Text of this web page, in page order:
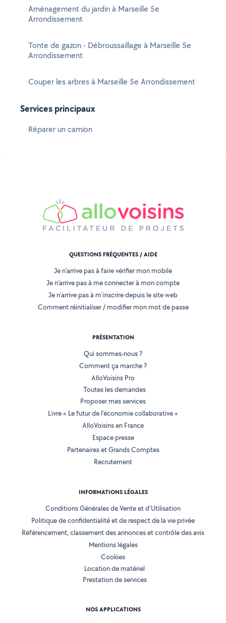
Aménagement du jardin à Marseille 5e
Arrondissement
Tonte de gazon - Débroussaillage à Marseille 5e
Arrondissement
Couper les arbres à Marseille 5e Arrondissement
Services principaux
Réparer un camion
QUESTIONS FRÉQUENTES / AIDE
Je n'arrive pas à faire vérifier mon mobile
Je n'arrive pas à me connecter à mon compte
Je n'arrive pas à m'inscrire depuis le site web
Comment réinitialiser / modifier mon mot de passe
PRÉSENTATION
Qui sommes-nous ?
Comment ça marche ?
AlloVoisins Pro
Toutes les demandes
Proposer mes services
Livre « Le futur de l'économie collaborative »
AlloVoisins en France
Espace presse
Partenaires et Grands Comptes
Recrutement
INFORMATIONS LÉGALES
Conditions Générales de Vente et d'Utilisation
Politique de confidentialité et de respect de la vie privée
Référencement, classement des annonces et contrôle des avis
Mentions légales
Cookies
Location de matériel
Prestation de services
NOS APPLICATIONS